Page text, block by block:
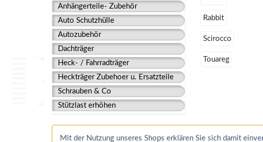
Anhängerteile- Zubehör
Auto Schutzhülle
Autozubehör
Dachträger
Heck- / Fahrradträger
Heckträger Zubehoer u. Ersatzteile
Schrauben & Co
Stützlast erhöhen
Rabbit
Scirocco
Touareg
Mit der Nutzung unseres Shops erklären Sie sich damit